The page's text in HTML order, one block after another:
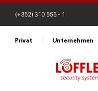
(+352) 310 555 - 1
Privat Unternehmen